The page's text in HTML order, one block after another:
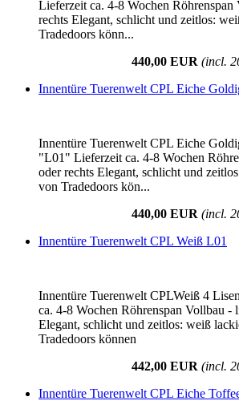
Lieferzeit ca. 4-8 Wochen
rechts Elegant, schlicht und zeitlos:
Tradedoors könn...
440,00 EUR (incl.
Innentüre Tuerenwelt CPL Eiche
Innentüre Tuerenwelt CPL Eiche
"L01" Lieferzeit ca. 4-8 Wochen
oder rechts Elegant, schlicht und
von Tradedoors kön...
440,00 EUR (incl.
Innentüre Tuerenwelt CPL Weiß L01
Innentüre Tuerenwelt CPLWeiß 4
ca. 4-8 Wochen Röhrenspan Vollbau -
Elegant, schlicht und zeitlos: weiß
Tradedoors können
442,00 EUR (incl.
Innentüre Tuerenwelt CPL Eiche